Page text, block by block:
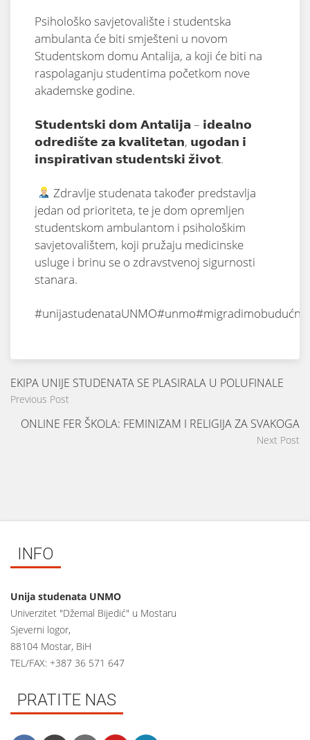
Psihološko savjetovalište i studentska
ambulanta će biti smješteni u novom
Studentskom domu Antalija, a koji će biti na
raspolaganju studentima početkom nove
akademske godine.
𝗦𝘁𝘂𝗱𝗲𝗻𝘁𝘀𝗸𝗶 𝗱𝗼𝗺 𝗔𝗻𝘁𝗮𝗹𝗶𝗷𝗮 – 𝗶𝗱𝗲𝗮𝗹𝗻𝗼
𝗼𝗱𝗿𝗲𝗱𝗶𝘀̌𝘁𝗲 𝘇𝗮 𝗸𝘃𝗮𝗹𝗶𝘁𝗲𝘁𝗮𝗻, 𝘂𝗴𝗼𝗱𝗮𝗻 𝗶
𝗶𝗻𝘀𝗽𝗶𝗿𝗮𝘁𝗶𝘃𝗮𝗻 𝘀𝘁𝘂𝗱𝗲𝗻𝘁𝘀𝗸𝗶 𝘇̌𝗶𝘃𝗼𝘁.
Zdravlje studenata također predstavlja
jedan od prioriteta, te je dom opremljen
studentskom ambulantom i psihološkim
savjetovalištem, koji pružaju medicinske
usluge i brinu se o zdravstvenoj sigurnosti
stanara.
#unijastudenataUNMO#unmo
EKIPA UNIJE STUDENATA SE PLASIRALA U POLUFINALE
Previous Post
ONLINE FER ŠKOLA: FEMINIZAM I RELIGIJA ZA SVAKOGA
Next Post
INFO
Unija studenata UNMO
Univerzitet "Džemal Bijedić" u Mostaru
Sjeverni logor,
88104 Mostar, BiH
TEL/FAX: +387 36 571 647
PRATITE NAS